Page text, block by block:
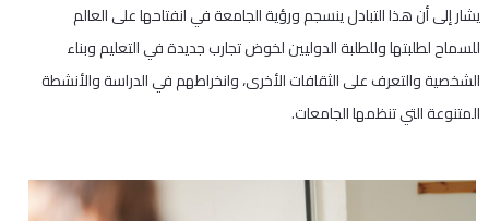
يشار إلى أن هذا التبادل ينسجم ورؤية الجامعة في انفتاحها على العالم
للسماح لطلبتها وللطلبة الدوليين لخوض تجارب جديدة في التعليم وبناء
الشخصية والتعرف على الثقافات الأخرى، وانخراطهم في الدراسة والأنشطة
المتنوعة التي تنظمها الجامعات.